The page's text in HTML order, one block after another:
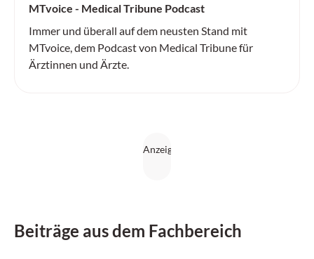
MTvoice - Medical Tribune Podcast
Immer und überall auf dem neusten Stand mit
MTvoice, dem Podcast von Medical Tribune für
Ärztinnen und Ärzte.
Beiträge aus dem Fachbereich